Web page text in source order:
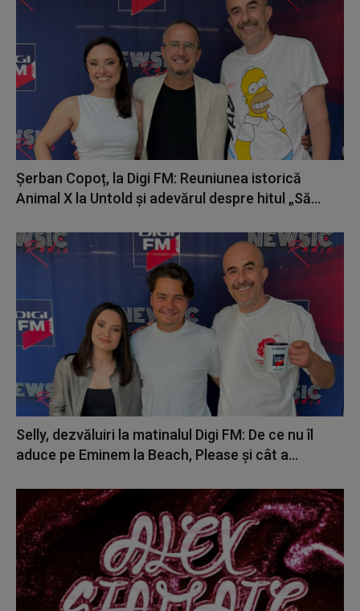
Șerban Copoț, la Digi FM: Reuniunea istorică
Animal X la Untold și adevărul despre hitul „Să...
Selly, dezvăluiri la matinalul Digi FM: De ce nu îl
aduce pe Eminem la Beach, Please și cât a...